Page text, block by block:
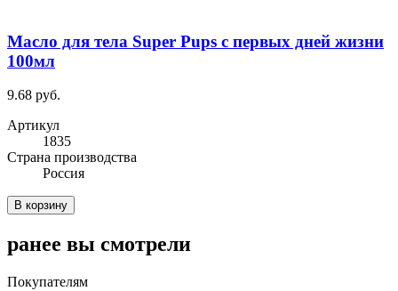
Масло для тела Super Pups с первых дней жизни
100мл
9.68 руб.
Артикул
1835
Cтрана производства
Россия
В корзину
ранее вы смотрели
Покупателям